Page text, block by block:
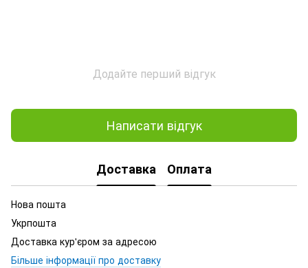
Додайте перший відгук
Написати відгук
Доставка Оплата
Нова пошта
Укрпошта
Доставка кур'єром за адресою
Більше інформації про доставку